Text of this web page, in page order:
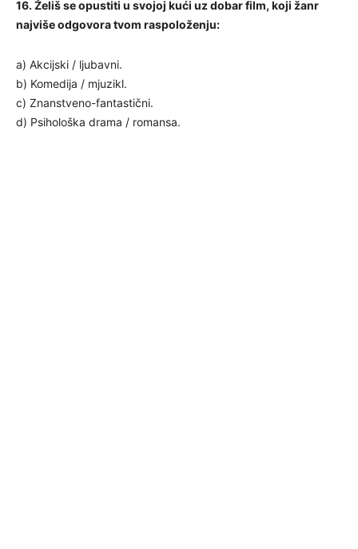
16. Želiš se opustiti u svojoj kući uz dobar film, koji žanr
najviše odgovora tvom raspoloženju:
a) Akcijski / ljubavni.
b) Komedija / mjuzikl.
c) Znanstveno-fantastični.
d) Psihološka drama / romansa.